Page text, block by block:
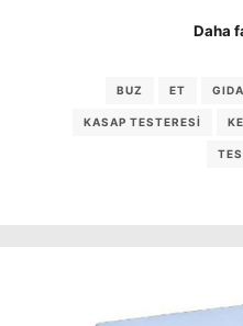
Daha
BUZ ET GIDA
KASAP TESTERESI